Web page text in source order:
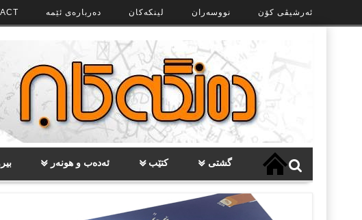
ئەرشیڤی کۆن نووسەران لینکەکان دەربارەی ئێمە
گشتی کتێب ئەدەب و هونەر